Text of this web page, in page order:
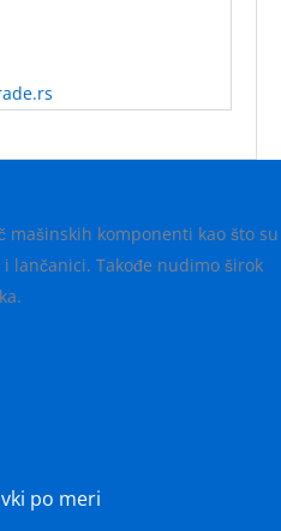
mašinskih komponenti kao što su
lančanici. Takođe nudimo širok
po meri